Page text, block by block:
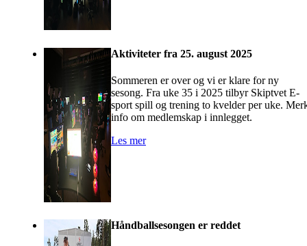
Aktiviteter fra 25. august 2025
Sommeren er over og vi er klare for ny
sesong. Fra uke 35 i 2025 tilbyr Skiptvet E-
sport spill og trening to kvelder per uke.
info om medlemskap i innlegget.
Les mer
Håndballsesongen er reddet